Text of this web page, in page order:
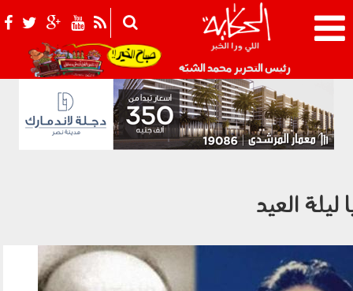
رئيس التحرير محمد الشبّه 021_2.png
ليلة العيد
om.jpg